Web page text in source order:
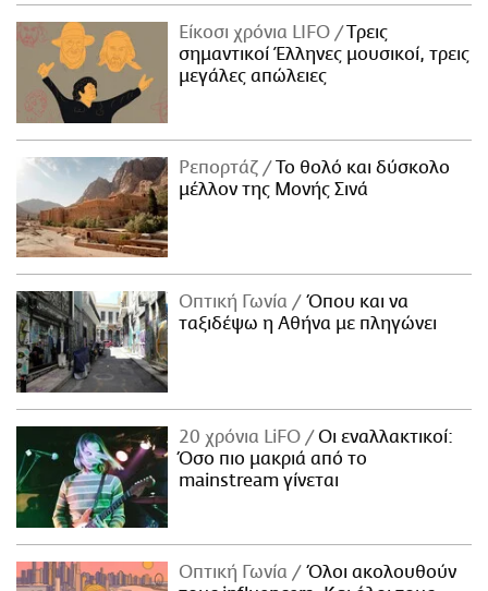
Είκοσι χρόνια LIFO
Tρεις
σημαντικοί Έλληνες μουσικοί, τρεις
μεγάλες απώλειες
Ρεπορτάζ
Το θολό και δύσκολο
μέλλον της Μονής Σινά
Οπτική Γωνία
Όπου και να
ταξιδέψω η Αθήνα με πληγώνει
20 χρόνια LiFO
Οι εναλλακτικοί:
Όσο πιο μακριά από το
mainstream γίνεται
Οπτική Γωνία
Όλοι ακολουθούν